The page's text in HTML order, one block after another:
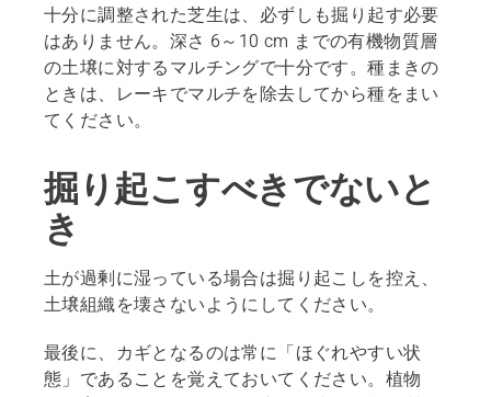
十分に調整された芝生は、必ずしも掘り起す必要
はありません。深さ 6～10 cm までの有機物質層
の土壌に対するマルチングで十分です。種まきの
ときは、レーキでマルチを除去してから種をまい
てください。
掘り起こすべきでないと
き
土が過剰に湿っている場合は掘り起こしを控え、
土壌組織を壊さないようにしてください。
最後に、カギとなるのは常に「ほぐれやすい状
態」であることを覚えておいてください。植物